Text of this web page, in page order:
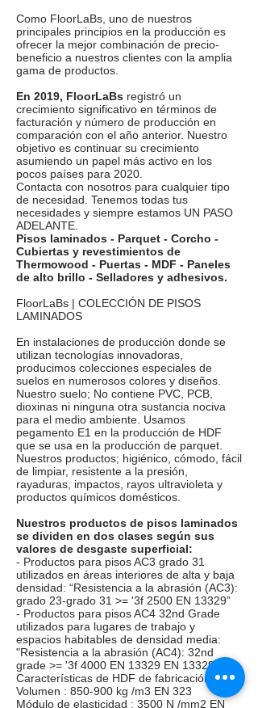
Como FloorLaBs, uno de nuestros
principales principios en la producción es
ofrecer la mejor combinación de precio-
beneficio a nuestros clientes con la amplia
gama de productos.
En 2019, FloorLaBs registró un
crecimiento significativo en términos de
facturación y número de producción en
comparación con el año anterior. Nuestro
objetivo es continuar su crecimiento
asumiendo un papel más activo en los
pocos países para 2020.
Contacta con nosotros para cualquier tipo
de necesidad. Tenemos todas tus
necesidades y siempre estamos UN PASO
ADELANTE.
Pisos laminados - Parquet - Corcho -
Cubiertas y revestimientos de
Thermowood - Puertas - MDF - Paneles
de alto brillo - Selladores y adhesivos.
FloorLaBs | COLECCIÓN DE PISOS
LAMINADOS
En instalaciones de producción donde se
utilizan tecnologías innovadoras,
producimos colecciones especiales de
suelos en numerosos colores y diseños.
Nuestro suelo; No contiene PVC, PCB,
dioxinas ni ninguna otra sustancia nociva
para el medio ambiente. Usamos
pegamento E1 en la producción de HDF
que se usa en la producción de parquet.
Nuestros productos; higiénico, cómodo, fácil
de limpiar, resistente a la presión,
rayaduras, impactos, rayos ultravioleta y
productos químicos domésticos.
Nuestros productos de pisos laminados
se dividen en dos clases según sus
valores de desgaste superficial:
- Productos para pisos AC3 grado 31
utilizados en áreas interiores de alta y baja
densidad: “Resistencia a la abrasión (AC3):
grado 23-grado 31 >= '3f 2500 EN 13329”
- Productos para pisos AC4 32nd Grade
utilizados para lugares de trabajo y
espacios habitables de densidad media:
"Resistencia a la abrasión (AC4): 32nd
grade >= '3f 4000 EN 13329 EN 13329"
Características de HDF de fabricación
Volumen : 850-900 kg /m3 EN 323
Módulo de elasticidad : 3500 N /mm2 EN